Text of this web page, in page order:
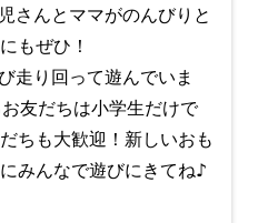
さんとママがのんびりと
もぜひ！
走り回って遊んでいま
友だちは小学生だけで
ちも大歓迎！新しいおも
みんなで遊びにきてね♪